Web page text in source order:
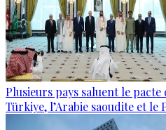
Plusieurs pays saluent le
Türkiye, l’Arabie saoudite et le